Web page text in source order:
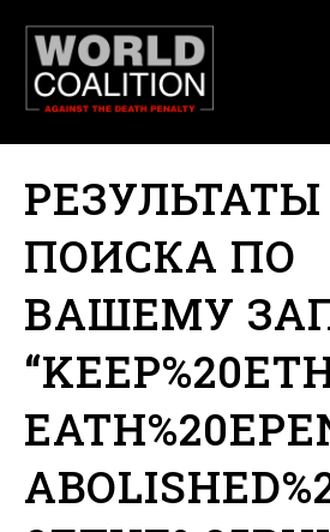
РЕЗУЛЬТАТЫ
ПОИСКА ПО
ВАШЕМУ